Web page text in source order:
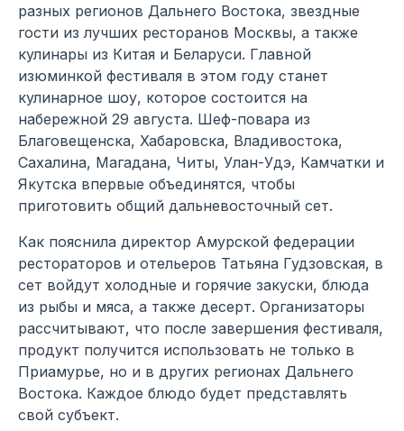
разных регионов Дальнего Востока, звездные
гости из лучших ресторанов Москвы, а также
кулинары из Китая и Беларуси. Главной
изюминкой фестиваля в этом году станет
кулинарное шоу, которое состоится на
набережной 29 августа. Шеф-повара из
Благовещенска, Хабаровска, Владивостока,
Сахалина, Магадана, Читы, Улан-Удэ, Камчатки и
Якутска впервые объединятся, чтобы
приготовить общий дальневосточный сет.
Как пояснила директор Амурской федерации
рестораторов и отельеров Татьяна Гудзовская, в
сет войдут холодные и горячие закуски, блюда
из рыбы и мяса, а также десерт. Организаторы
рассчитывают, что после завершения фестиваля,
продукт получится использовать не только в
Приамурье, но и в других регионах Дальнего
Востока. Каждое блюдо будет представлять
свой субъект.